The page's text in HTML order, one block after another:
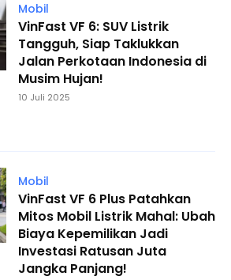
Mobil
VinFast VF 6: SUV Listrik
Tangguh, Siap Taklukkan
Jalan Perkotaan Indonesia di
Musim Hujan!
10 Juli 2025
Mobil
VinFast VF 6 Plus Patahkan
Mitos Mobil Listrik Mahal: Ubah
Biaya Kepemilikan Jadi
Investasi Ratusan Juta
Jangka Panjang!